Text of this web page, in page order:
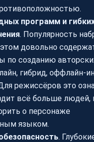
программ и
. Популярность
довольно
по созданию
гибрид, оффлайн-
режиссёров это
всё больше людей,
о персонаже
языком.
.